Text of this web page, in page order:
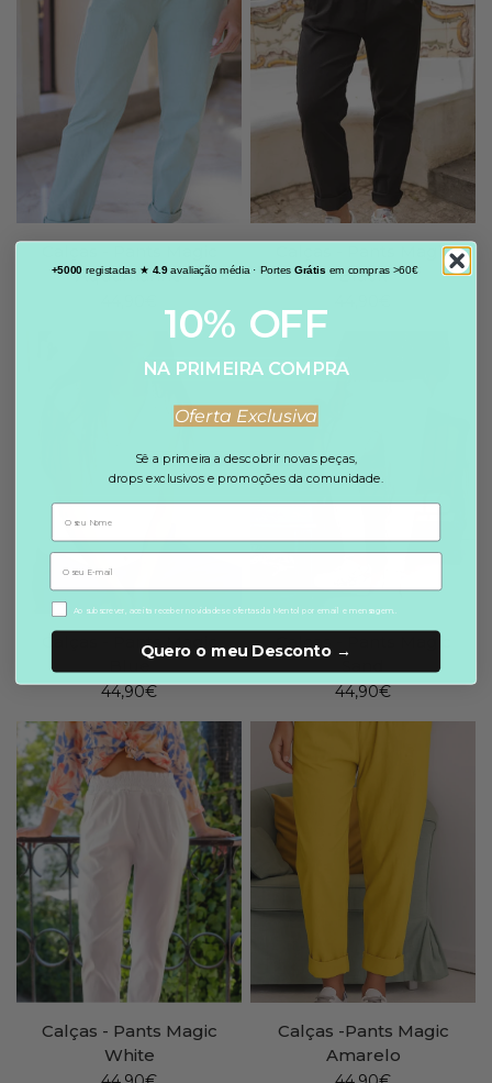
Aquamarine
Calças - Pants Magic
Black
Calças - Pants Magic
Blue
44,90€
Calças - Pants Magic
44,90€
Calças - Pants Magic
White
Calças -Pants Magic
Amarelo
+5000registadas ★ 4.9avaliação média · PortesGrátis em compras >60€
10% OFF
NA PRIMEIRA COMPRA
Oferta Exclusiva
Sê a primeira a descobrir novas peças,
drops exclusivos e promoções da comunidade.
aceitação de marketing
Ao subscrever, aceita receber novidades e ofertas da Mentol por email e mensagem..
Quero o meu Desconto →